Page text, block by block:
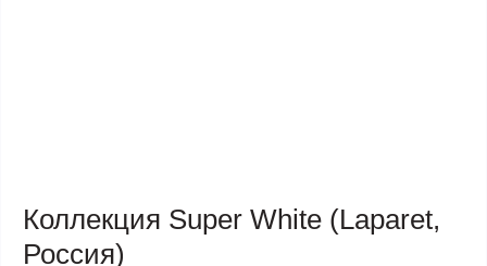
Коллекция Super White (Laparet,
Россия)